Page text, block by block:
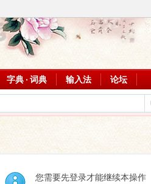
字典 · 词典 输入法 论坛
您需要先登录才能继续本操作